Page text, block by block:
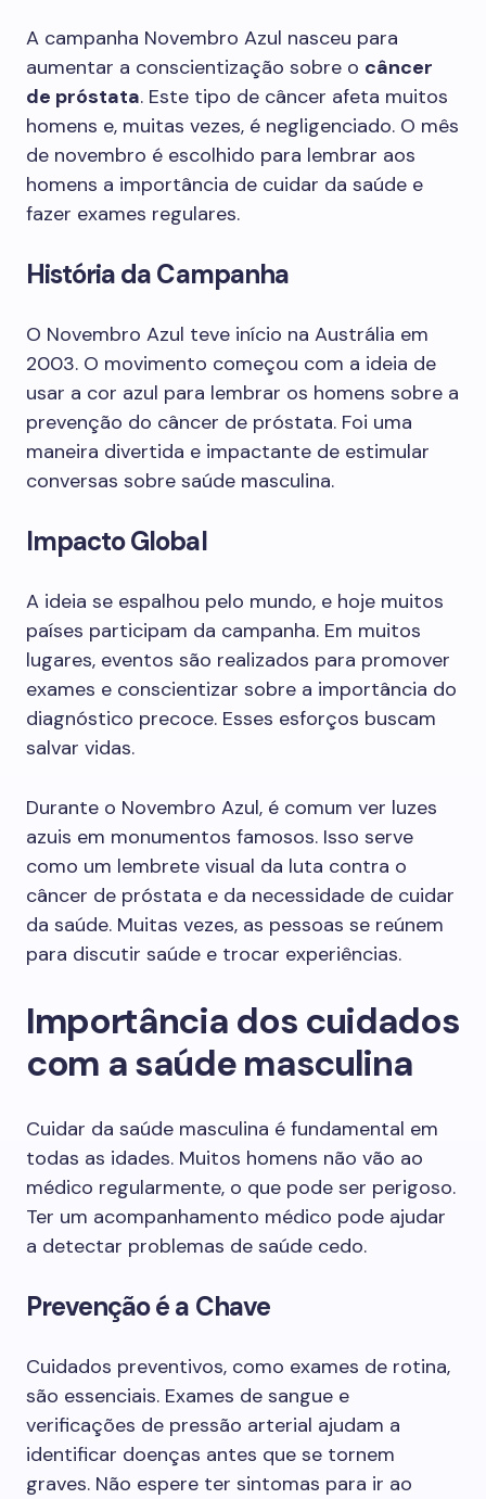
A campanha Novembro Azul nasceu para
aumentar a conscientização sobre o câncer
de próstata. Este tipo de câncer afeta muitos
homens e, muitas vezes, é negligenciado. O mês
de novembro é escolhido para lembrar aos
homens a importância de cuidar da saúde e
fazer exames regulares.
História da Campanha
O Novembro Azul teve início na Austrália em
2003. O movimento começou com a ideia de
usar a cor azul para lembrar os homens sobre a
prevenção do câncer de próstata. Foi uma
maneira divertida e impactante de estimular
conversas sobre saúde masculina.
Impacto Global
A ideia se espalhou pelo mundo, e hoje muitos
países participam da campanha. Em muitos
lugares, eventos são realizados para promover
exames e conscientizar sobre a importância do
diagnóstico precoce. Esses esforços buscam
salvar vidas.
Durante o Novembro Azul, é comum ver luzes
azuis em monumentos famosos. Isso serve
como um lembrete visual da luta contra o
câncer de próstata e da necessidade de cuidar
da saúde. Muitas vezes, as pessoas se reúnem
para discutir saúde e trocar experiências.
Importância dos cuidados
com a saúde masculina
Cuidar da saúde masculina é fundamental em
todas as idades. Muitos homens não vão ao
médico regularmente, o que pode ser perigoso.
Ter um acompanhamento médico pode ajudar
a detectar problemas de saúde cedo.
Prevenção é a Chave
Cuidados preventivos, como exames de rotina,
são essenciais. Exames de sangue e
verificações de pressão arterial ajudam a
identificar doenças antes que se tornem
graves. Não espere ter sintomas para ir ao